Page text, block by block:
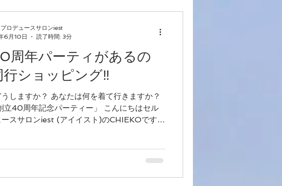
周年パーティがあるの
ショッピング‼︎
なたは何を着て行きますか？
立40周年記念パーティー」 こんにちはセル
(アイイスト)のCHIEKOです。
ロデュースサロンiest
6月10日
読了時間: 3分